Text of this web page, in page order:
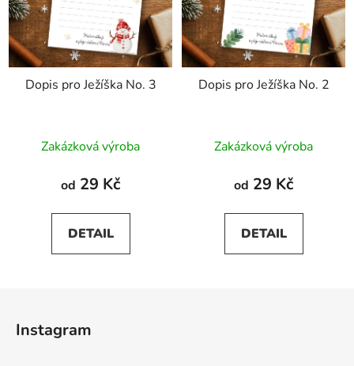
Dopis pro Ježíška No. 3
Zakázková výroba
od 29 Kč
DETAIL
Dopis pro Ježíška No. 2
Zakázková výroba
od 29 Kč
DETAIL
Instagram